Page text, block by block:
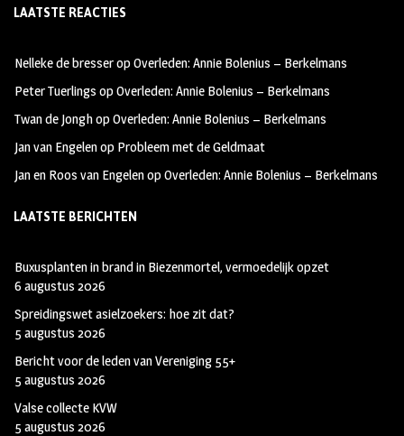
b
oo
k
ag
m
tt
LAATSTE REACTIES
Nelleke de bresseropOverleden: Annie Bolenius – Berkelmans
Peter Tuerlings opOverleden: Annie Bolenius – Berkelmans
Twan de JonghopOverleden: Annie Bolenius – Berkelmans
Jan van Engelenop Probleem met de Geldmaat
Jan en Roos van EngelenopOverleden: Annie Bolenius – Berkelmans
LAATSTE BERICHTEN
Buxusplanten in brand in Biezenmortel, vermoedelijk opzet
6 augustus 2026
Spreidingswet asielzoekers: hoe zit dat?
5 augustus 2026
Bericht voor de leden van Vereniging 55+
5 augustus 2026
Valse collecte KVW
5 augustus 2026